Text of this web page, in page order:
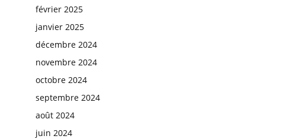
février 2025
janvier 2025
décembre 2024
novembre 2024
octobre 2024
septembre 2024
août 2024
juin 2024